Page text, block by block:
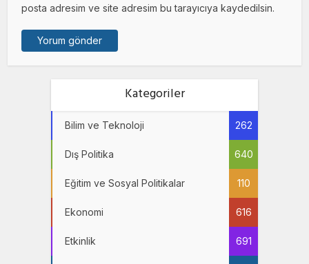
posta adresim ve site adresim bu tarayıcıya kaydedilsin.
Kategoriler
Bilim ve Teknoloji 262
Dış Politika 640
Eğitim ve Sosyal Politikalar 110
Ekonomi 616
Etkinlik 691